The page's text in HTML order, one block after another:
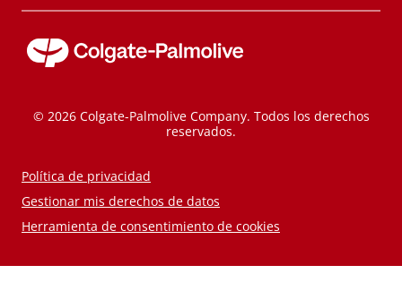
© 2026 Colgate-Palmolive Company. Todos los derechos
reservados.
Política de privacidad
Gestionar mis derechos de datos
Herramienta de consentimiento de cookies